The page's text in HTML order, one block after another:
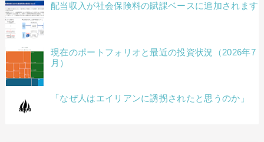
配当収入が社会保険料の賦課ベースに追加されます
現在のポートフォリオと最近の投資状況（2026年7
月）
「なぜ人はエイリアンに誘拐されたと思うのか」